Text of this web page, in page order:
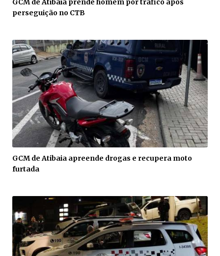
GCM de Atibaia prende homem por tráfico após
perseguição no CTB
GCM de Atibaia apreende drogas e recupera moto
furtada